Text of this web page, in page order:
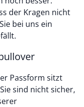
der Kragen nicht
bei uns ein
Passform sitzt
sind nicht sicher,